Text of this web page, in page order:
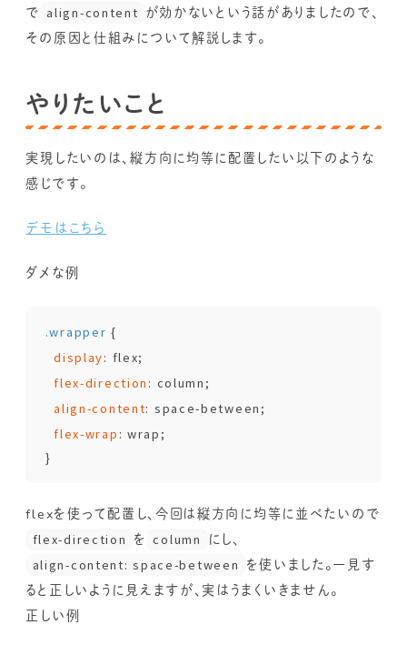
で align-content が効かないという話がありましたので、
その原因と仕組みについて解説します。
やりたいこと
実現したいのは、縦方向に均等に配置したい以下のような
感じです。
デモはこちら
ダメな例
.wrapper {
display: flex;
flex-direction : column;
align-content: space-between;
flex-wrap : wrap;
flexを使って配置し、今回は縦方向に均等に並べたいので
flex-direction を column にし、
align-content: space-between
を使いました。一見す
ると正しいように見えますが、実はうまくいきません。
正しい例